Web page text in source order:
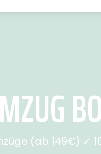
(ab 149€) ✓